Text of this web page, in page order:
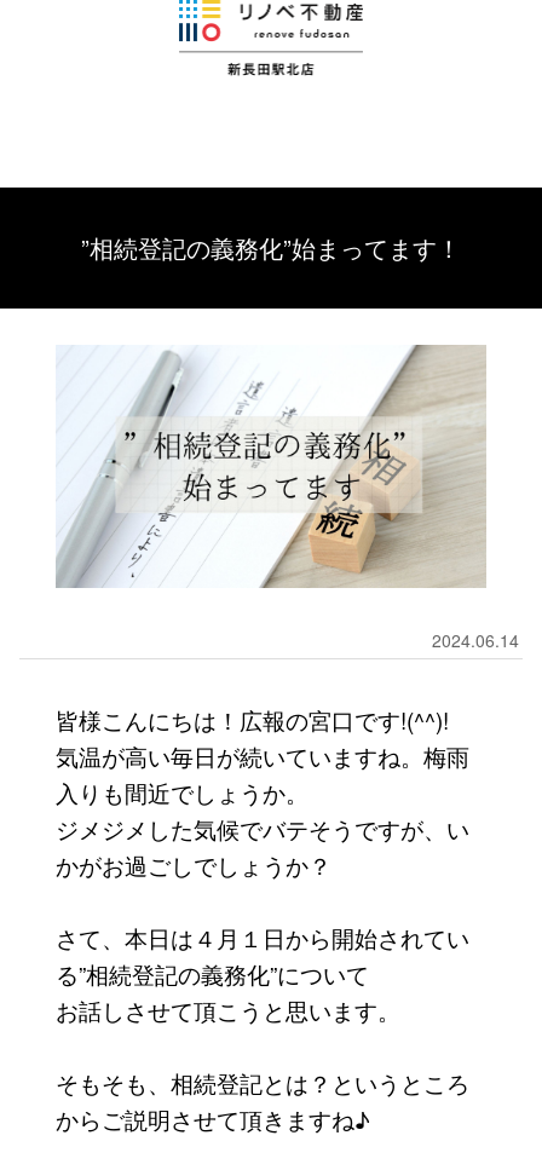
”相続登記の義務化”始まってます！
2024.06.14
皆様こんにちは！広報の宮口です!(^^)!
気温が高い毎日が続いていますね。梅雨
入りも間近でしょうか。
ジメジメした気候でバテそうですが、い
かがお過ごしでしょうか？
さて、本日は４月１日から開始されてい
る”相続登記の義務化”について
お話しさせて頂こうと思います。
そもそも、相続登記とは？というところ
からご説明させて頂きますね♪